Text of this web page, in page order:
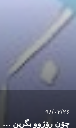
۹۸/۰۲/۲۶
چۆن رۆژوو بگرین – ۱۰